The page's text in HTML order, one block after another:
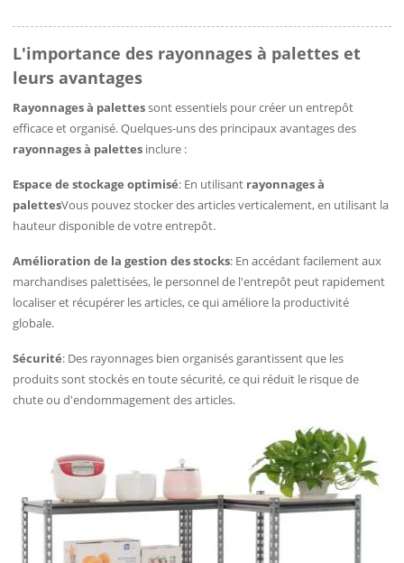
L'importance des rayonnages à palettes et
leurs avantages
Rayonnages à palettessont essentiels pour créer un entrepôt
efficace et organisé. Quelques-uns des principaux avantages des
rayonnages à palettes inclure :
Espace de stockage optimisé: En utilisant rayonnages à
palettesVous pouvez stocker des articles verticalement, en utilisant la
hauteur disponible de votre entrepôt.
Amélioration de la gestion des stocks: En accédant facilement aux
marchandises palettisées, le personnel de l'entrepôt peut rapidement
localiser et récupérer les articles, ce qui améliore la productivité
globale.
Sécurité: Des rayonnages bien organisés garantissent que les
produits sont stockés en toute sécurité, ce qui réduit le risque de
chute ou d'endommagement des articles.